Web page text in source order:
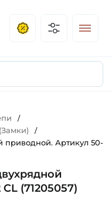
/
/
приводной. Артикул 50-
(71205057)